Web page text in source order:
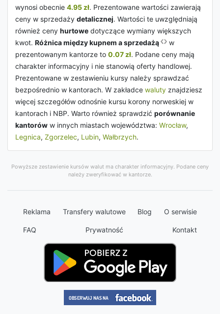
wynosi obecnie 4.95 zł. Prezentowane wartości zawierają
ceny w sprzedaży detalicznej. Wartości te uwzględniają
również ceny hurtowe dotyczące wymiany większych
kwot. Różnica między kupnem a sprzedażą
w
prezentowanym kantorze to 0.07 zł. Podane ceny mają
charakter informacyjny i nie stanowią oferty handlowej.
Prezentowane w zestawieniu kursy należy sprawdzać
bezpośrednio w kantorach. W zakładce waluty znajdziesz
więcej szczegółów odnośnie kursu korony norweskiej w
kantorach i NBP. Warto również sprawdzić porównanie
kantorów w innych miastach województwa: Wrocław,
Legnica, Zgorzelec, Lubin, Wałbrzych.
Powyższe zestawienie kursów walut ma charakter informacyjny. Podane ceny
należy zweryfikować w kantorze.
Reklama Transfery walutowe Blog O serwisie
FAQ Prywatność Kontakt